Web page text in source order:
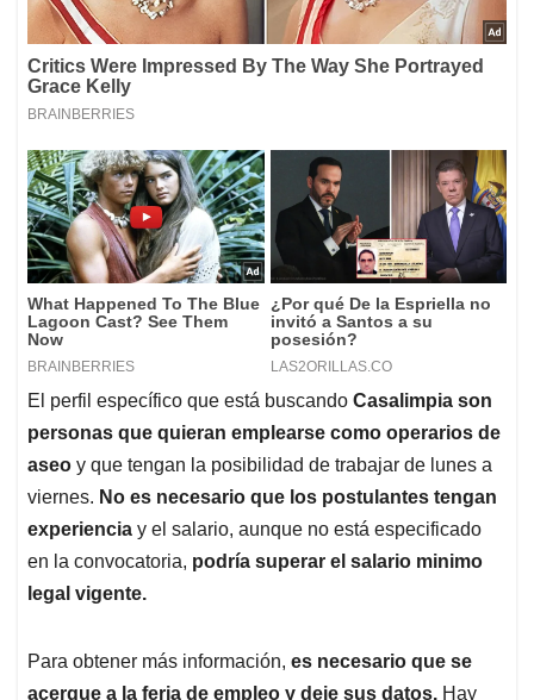
El perfil específico que está buscando Casalimpia son
personas que quieran emplearse como operarios de
aseo y que tengan la posibilidad de trabajar de lunes a
viernes. No es necesario que los postulantes tengan
experiencia y el salario, aunque no está especificado
en la convocatoria, podría superar el salario minimo
legal vigente.
Para obtener más información, es necesario que se
acerque a la feria de empleo y deje sus datos. Hay